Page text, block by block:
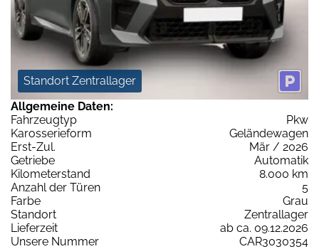
Standort Zentrallager
Allgemeine Daten:
Fahrzeugtyp
Pkw
Karosserieform
Geländewagen
Erst-Zul.
Mär / 2026
Getriebe
Automatik
Kilometerstand
8.000 km
Anzahl der Türen
5
Farbe
Grau
Standort
Zentrallager
Lieferzeit
ab ca. 09.12.2026
Unsere Nummer
CAR3030354